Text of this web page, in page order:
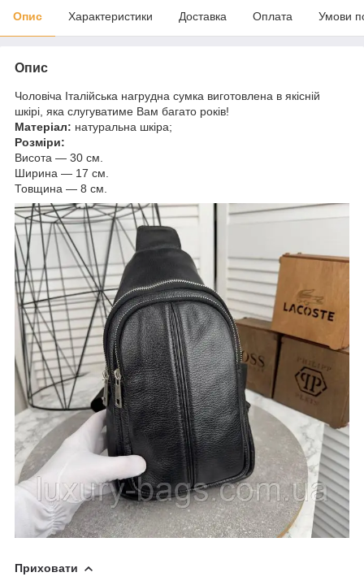
Опис Характеристики Доставка Оплата Умови
Опис
Чоловіча Італійська нагрудна сумка виготовлена в якісній
шкірі, яка слугуватиме Вам багато років!
Матеріал: натуральна шкіра;
Розміри:
Висота — 30 см.
Ширина — 17 см.
Товщина — 8 см.
Приховати